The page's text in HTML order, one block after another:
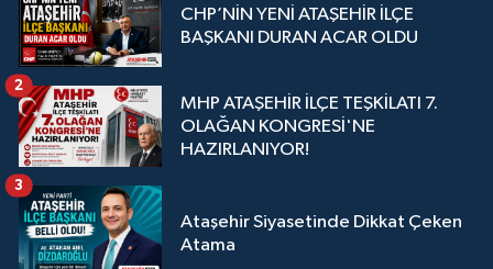
CHP’NİN YENİ ATAŞEHİR İLÇE
BAŞKANI DURAN ACAR OLDU
MHP ATAŞEHİR İLÇE TEŞKİLATI 7.
OLAĞAN KONGRESİ'NE
HAZIRLANIYOR!
2
Ataşehir Siyasetinde Dikkat Çeken
Atama
3